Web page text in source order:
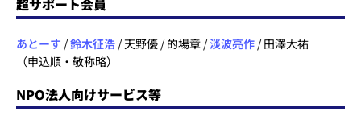
あとーす /鈴木征浩 / 天野優 / 的場章 /淡波亮作 / 田澤大祐
（申込順・敬称略）
NPO法人向けサービス等